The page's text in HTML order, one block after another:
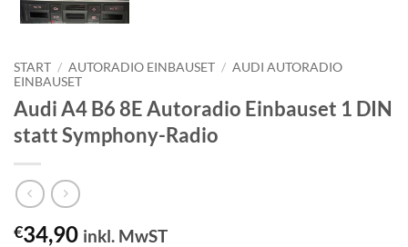
START / AUTORADIO EINBAUSET / AUDI AUTORADIO
EINBAUSET
Audi A4 B6 8E Autoradio Einbauset 1 DIN
statt Symphony-Radio
€34,90 inkl. MwST